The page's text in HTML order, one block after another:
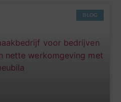
BLOG